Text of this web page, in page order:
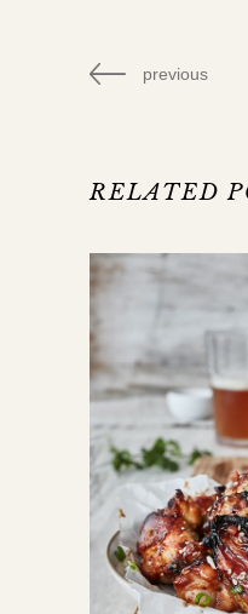
previous
RELATED